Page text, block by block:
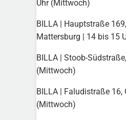
Uhr (Mittwoch)
BILLA | Hauptstraße
Mattersburg | 14 bis 15
BILLA | Stoob-
(Mittwoch)
BILLA | Faludistraße
(Mittwoch)